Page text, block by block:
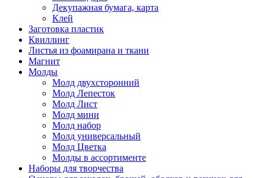
Декупажная бумага, карта
Клей
Заготовка пластик
Квиллинг
Листья из фоамирана и ткани
Магнит
Молды
Молд двухсторонний
Молд Лепесток
Молд Лист
Молд мини
Молд набор
Молд универсальный
Молд Цветка
Молды в ассортименте
Наборы для творчества